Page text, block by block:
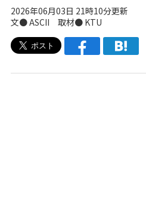
2026年06月03日 21時10分更新
文● ASCII 取材● KTU